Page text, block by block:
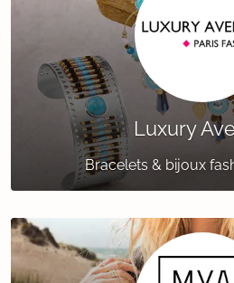
Luxury
Bracelets & bijoux